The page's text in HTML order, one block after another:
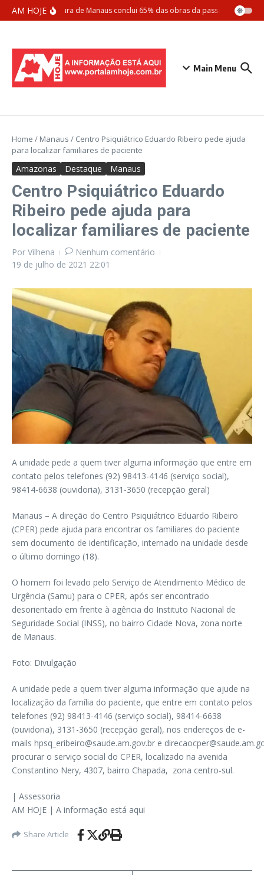
Ir para o conteúdo
AM HOJEPrefeitura de Manaus conclui 65% das obras da passarela Santos
Main Menu
Home / Manaus / Centro Psiquiátrico Eduardo Ribeiro pede ajuda
para localizar familiares de paciente
Amazonas Destaque Manaus
Centro Psiquiátrico Eduardo
Ribeiro pede ajuda para
localizar familiares de paciente
Por Vilhena
Nenhum comentário
19 de julho de 2021 22:01
A unidade pede a quem tiver alguma informação que entre em
contato pelos telefones (92) 98413-4146 (serviço social),
98414-6638 (ouvidoria), 3131-3650 (recepção geral)
Manaus – A direção do Centro Psiquiátrico Eduardo Ribeiro
(CPER) pede ajuda para encontrar os familiares do paciente
sem documento de identificação, internado na unidade desde
o último domingo (18).
O homem foi levado pelo Serviço de Atendimento Médico de
Urgência (Samu) para o CPER, após ser encontrado
desorientado em frente à agência do Instituto Nacional de
Seguridade Social (INSS), no bairro Cidade Nova, zona norte
de Manaus.
Foto: Divulgação
A unidade pede a quem tiver alguma informação que ajude na
localização da família do paciente, que entre em contato pelos
telefones (92) 98413-4146 (serviço social), 98414-6638
(ouvidoria), 3131-3650 (recepção geral), nos endereços de e-
mails hpsq_eribeiro@saude.am.gov.br e
procurar o serviço social do CPER, localizado na avenida
Constantino Nery, 4307, bairro Chapada, zona centro-sul.
| Assessoria
AM HOJE | A informação está aqui
Share Article